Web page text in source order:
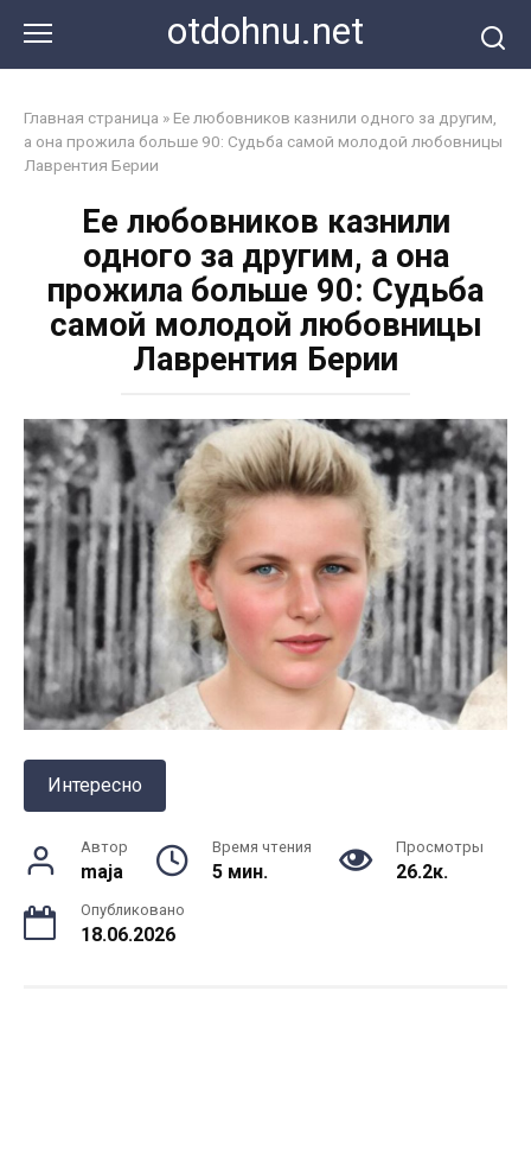
контенту
otdohnu.net
Главная страница » Ее любовников казнили одного за другим,
а она прожила больше 90: Судьба самой молодой любовницы
Лаврентия Берии
Ее любовников казнили
одного за другим, а она
прожила больше 90: Судьба
самой молодой любовницы
Лаврентия Берии
Интересно
Автор
maja
Время чтения
5 мин.
Просмотры
26.2к.
Опубликовано
18.06.2026